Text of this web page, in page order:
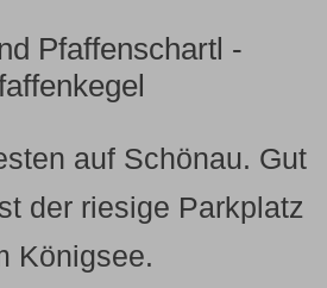
Pfaffenschartl -
auf Schönau. Gut
der riesige Parkplatz
Königsee.